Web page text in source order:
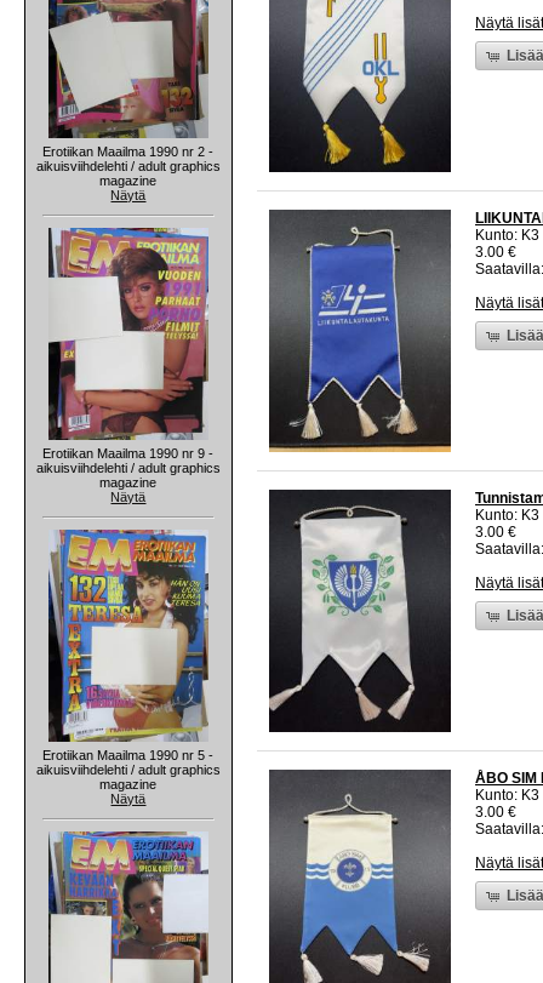
Erotiikan Maailma 1990 nr 2 -
aikuisviihdelehti / adult graphics
magazine
Näytä
Erotiikan Maailma 1990 nr 9 -
aikuisviihdelehti / adult graphics
magazine
Näytä
Erotiikan Maailma 1990 nr 5 -
aikuisviihdelehti / adult graphics
magazine
Näytä
Näytä
Kunto:
3.00 €
Näytä
Kunto:
3.00 €
Näytä
ÅBO
Kunto:
3.00 €
Näytä